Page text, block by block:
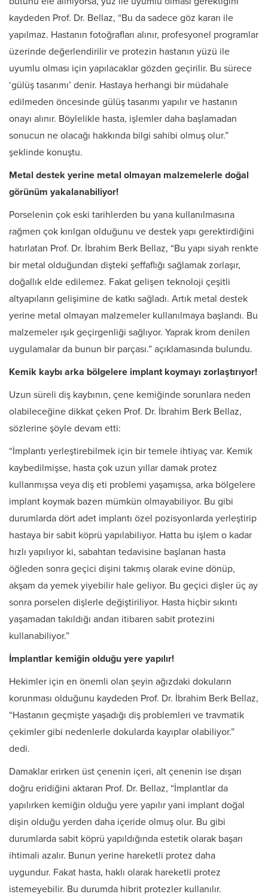
kaydeden Prof. Dr. Bellaz, “Bu da sadece göz kararı ile
yapılmaz. Hastanın fotoğrafları alınır, profesyonel programlar
üzerinde değerlendirilir ve protezin hastanın yüzü ile
uyumlu olması için yapılacaklar gözden geçirilir. Bu sürece
‘gülüş tasarımı’ denir. Hastaya herhangi bir müdahale
edilmeden öncesinde gülüş tasarımı yapılır ve hastanın
onayı alınır. Böylelikle hasta, işlemler daha başlamadan
sonucun ne olacağı hakkında bilgi sahibi olmuş olur.”
şeklinde konuştu.
Metal destek yerine metal olmayan malzemelerle doğal
görünüm yakalanabiliyor!
Porselenin çok eski tarihlerden bu yana kullanılmasına
rağmen çok kırılgan olduğunu ve destek yapı gerektirdiğini
hatırlatan Prof. Dr. İbrahim Berk Bellaz, “Bu yapı siyah renkte
bir metal olduğundan dişteki şeffaflığı sağlamak zorlaşır,
doğallık elde edilemez. Fakat gelişen teknoloji çeşitli
altyapıların gelişimine de katkı sağladı. Artık metal destek
yerine metal olmayan malzemeler kullanılmaya başlandı. Bu
malzemeler ışık geçirgenliği sağlıyor. Yaprak krom denilen
uygulamalar da bunun bir parçası.” açıklamasında bulundu.
Kemik kaybı arka bölgelere implant koymayı zorlaştırıyor!
Uzun süreli diş kaybının, çene kemiğinde sorunlara neden
olabileceğine dikkat çeken Prof. Dr. İbrahim Berk Bellaz,
sözlerine şöyle devam etti:
“İmplantı yerleştirebilmek için bir temele ihtiyaç var. Kemik
kaybedilmişse, hasta çok uzun yıllar damak protez
kullanmışsa veya diş eti problemi yaşamışsa, arka bölgelere
implant koymak bazen mümkün olmayabiliyor. Bu gibi
durumlarda dört adet implantı özel pozisyonlarda yerleştirip
hastaya bir sabit köprü yapılabiliyor. Hatta bu işlem o kadar
hızlı yapılıyor ki, sabahtan tedavisine başlanan hasta
öğleden sonra geçici dişini takmış olarak evine dönüp,
akşam da yemek yiyebilir hale geliyor. Bu geçici dişler üç ay
sonra porselen dişlerle değiştiriliyor. Hasta hiçbir sıkıntı
yaşamadan takıldığı andan itibaren sabit protezini
kullanabiliyor.”
İmplantlar kemiğin olduğu yere yapılır!
Hekimler için en önemli olan şeyin ağızdaki dokuların
korunması olduğunu kaydeden Prof. Dr. İbrahim Berk Bellaz,
“Hastanın geçmişte yaşadığı diş problemleri ve travmatik
çekimler gibi nedenlerle dokularda kayıplar olabiliyor.”
dedi.
Damaklar erirken üst çenenin içeri, alt çenenin ise dışarı
doğru eridiğini aktaran Prof. Dr. Bellaz, “İmplantlar da
yapılırken kemiğin olduğu yere yapılır yani implant doğal
dişin olduğu yerden daha içeride olmuş olur. Bu gibi
durumlarda sabit köprü yapıldığında estetik olarak başarı
ihtimali azalır. Bunun yerine hareketli protez daha
uygundur. Fakat hasta, haklı olarak hareketli protez
istemeyebilir. Bu durumda hibrit protezler kullanılır.